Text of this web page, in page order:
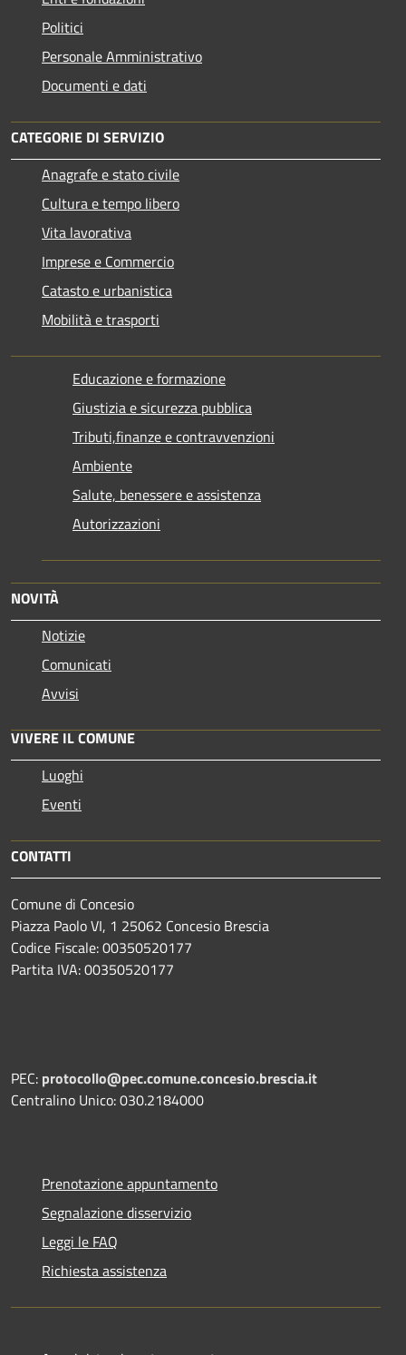
Politici
Personale Amministrativo
Documenti e dati
CATEGORIE DI SERVIZIO
Anagrafe e stato civile
Cultura e tempo libero
Vita lavorativa
Imprese e Commercio
Catasto e urbanistica
Mobilità e trasporti
Educazione e formazione
Giustizia e sicurezza pubblica
Tributi,finanze e contravvenzioni
Ambiente
Salute, benessere e assistenza
Autorizzazioni
NOVITÀ
Notizie
Comunicati
Avvisi
VIVERE IL COMUNE
Luoghi
Eventi
CONTATTI
Comune di Concesio
Piazza Paolo VI, 1 25062 Concesio Brescia
Codice Fiscale: 00350520177
Partita IVA: 00350520177
PEC: protocollo@pec.comune.concesio.brescia.it
Centralino Unico: 030.2184000
Prenotazione appuntamento
Segnalazione disservizio
Leggi le FAQ
Richiesta assistenza